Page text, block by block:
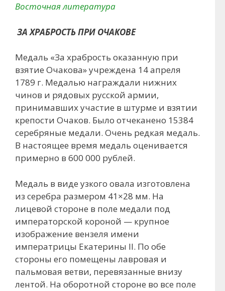
Восточная литература
ЗА ХРАБРОСТЬ ПРИ ОЧАКОВЕ
Медаль «За храбрость оказанную при
взятие Очакова» учреждена 14 апреля
1789 г. Медалью награждали нижних
чинов и рядовых русской армии,
принимавших участие в штурме и взятии
крепости Очаков. Было отчеканено 15384
серебряные медали. Очень редкая медаль.
В настоящее время медаль оценивается
примерно в 600 000 рублей.
Медаль в виде узкого овала изготовлена
из серебра размером 41×28 мм. На
лицевой стороне в поле медали под
императорской короной — крупное
изображение вензеля имени
императрицы Екатерины II. По обе
стороны его помещены лавровая и
пальмовая ветви, перевязанные внизу
лентой. На оборотной стороне во все поле